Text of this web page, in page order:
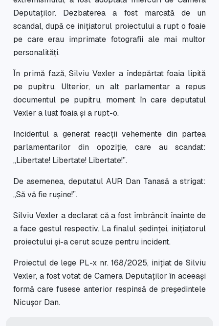
Deputaților. Dezbaterea a fost marcată de un
scandal, după ce inițiatorul proiectului a rupt o foaie
pe care erau imprimate fotografii ale mai multor
personalități.
În primă fază, Silviu Vexler a îndepărtat foaia lipită
pe pupitru. Ulterior, un alt parlamentar a repus
documentul pe pupitru, moment în care deputatul
Vexler a luat foaia și a rupt-o.
Incidentul a generat reacții vehemente din partea
parlamentarilor din opoziție, care au scandat:
„Libertate! Libertate! Libertate!”.
De asemenea, deputatul AUR Dan Tanasă a strigat:
„Să vă fie rușine!”.
Silviu Vexler a declarat că a fost îmbrâncit înainte de
a face gestul respectiv. La finalul ședinței, inițiatorul
proiectului și-a cerut scuze pentru incident.
Proiectul de lege PL-x nr. 168/2025, inițiat de Silviu
Vexler, a fost votat de Camera Deputaților în aceeași
formă care fusese anterior respinsă de președintele
Nicușor Dan.